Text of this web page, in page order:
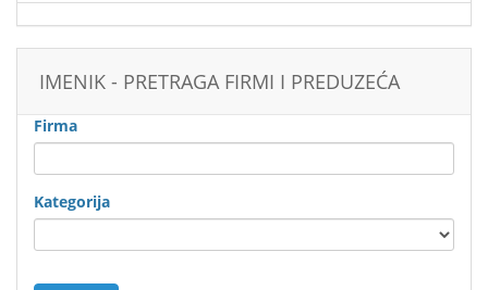
IMENIK - PRETRAGA FIRMI I PREDUZEĆA
Firma
Kategorija